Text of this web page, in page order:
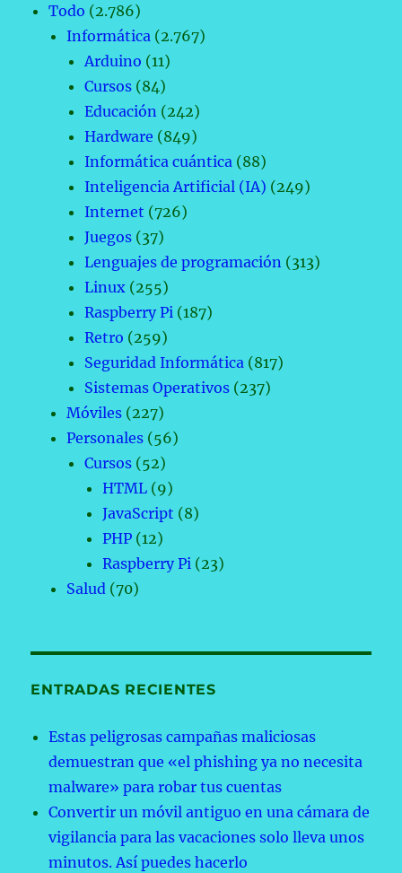
Todo (2.786)
Informática (2.767)
Arduino (11)
Cursos (84)
Educación (242)
Hardware (849)
Informática cuántica (88)
Inteligencia Artificial (IA) (249)
Internet (726)
Juegos (37)
Lenguajes de programación (313)
Linux (255)
Raspberry Pi (187)
Retro (259)
Seguridad Informática (817)
Sistemas Operativos (237)
Móviles (227)
Personales (56)
Cursos (52)
HTML (9)
JavaScript (8)
PHP (12)
Raspberry Pi (23)
Salud (70)
ENTRADAS RECIENTES
Estas peligrosas campañas maliciosas
demuestran que «el phishing ya no necesita
malware» para robar tus cuentas
Convertir un móvil antiguo en una cámara de
vigilancia para las vacaciones solo lleva unos
minutos. Así puedes hacerlo